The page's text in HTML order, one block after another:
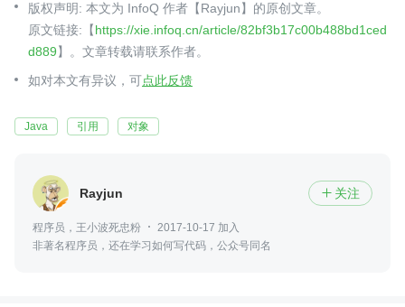
版权声明: 本文为 InfoQ 作者【Rayjun】的原创文章。
原文链接:【https://xie.infoq.cn/article/82bf3b17c00b488bd1ced
d889】。文章转载请联系作者。
如对本文有异议，可点此反馈
Java 引用 对象
Rayjun  关注
程序员，王小波死忠粉
2017-10-17 加入
非著名程序员，还在学习如何写代码，公众号同名